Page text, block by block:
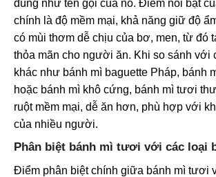
đúng như tên gọi của nó. Điểm nổi bật
chính là độ mềm mại, khả năng giữ độ
có mùi thơm dễ chịu của bơ, men, từ đó
thỏa mãn cho người ăn. Khi so sánh với
khác như bánh mì baguette Pháp, bánh
hoặc bánh mì khô cứng, bánh mì tươi
ruột mềm mại, dễ ăn hơn, phù hợp với
của nhiều người.
Phân biệt bánh mì tươi với các loại
Điểm phân biệt chính giữa bánh mì tươi